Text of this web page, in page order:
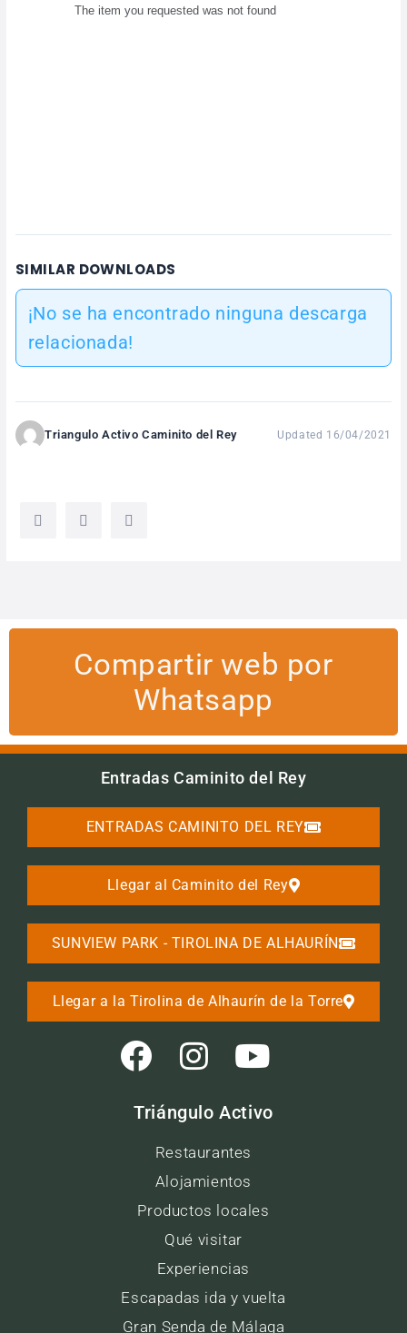
SIMILAR DOWNLOADS
¡No se ha encontrado ninguna descarga
relacionada!
Triangulo Activo Caminito del Rey Updated 16/04/2021
Compartir web por
Whatsapp
Entradas Caminito del Rey
ENTRADAS CAMINITO DEL REY
Llegar al Caminito del Rey
SUNVIEW PARK - TIROLINA DE ALHAURÍN
Llegar a la Tirolina de Alhaurín de la Torre
Triángulo Activo
Restaurantes
Alojamientos
Productos locales
Qué visitar
Experiencias
Escapadas ida y vuelta
Gran Senda de Málaga